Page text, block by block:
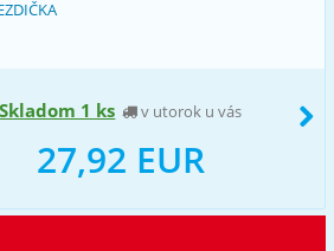
Skladom 1 ks v utorok u vás
27,92 EUR